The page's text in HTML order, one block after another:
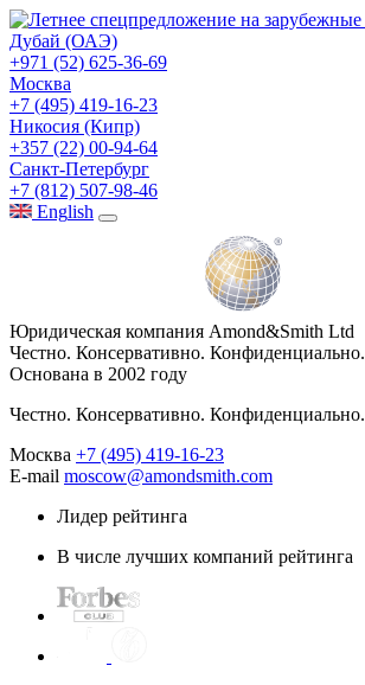
Дубай (ОАЭ)
+971 (52) 625-36-69
Москва
+7 (495) 419-16-23
Никосия (Кипр)
+357 (22) 00-94-64
Санкт-Петербург
+7 (812) 507-98-46
English
Юридическая компания Amond&Smith Ltd
Честно. Консервативно. Конфиденциально.
Основана в 2002 году
Честно. Консервативно. Конфиденциально.
Москва +7 (495) 419-16-23
E-mail moscow@amondsmith.com
Лидер рейтинга
В числе лучших компаний рейтинга